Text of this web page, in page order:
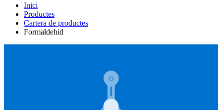
Inici
Productes
Cartera de productes
Formaldehid